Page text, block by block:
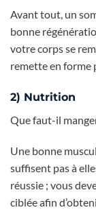
Avant tout, un
bonne
votre corps se
remette en forme
2) Nutrition
Que faut-il
Une bonne
suffisent pas à
réussie ; vous
ciblée afin